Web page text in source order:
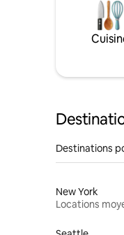
Destinations
New York